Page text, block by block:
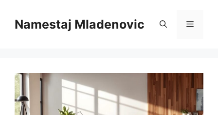
contentNamestaj Mladenovic Menu